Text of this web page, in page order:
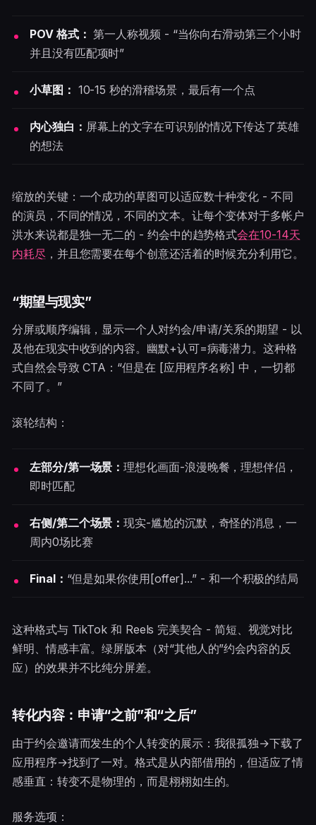
POV 格式： 第一人称视频 - “当你向右滑动第三个小时
并且没有匹配项时”
小草图： 10-15 秒的滑稽场景，最后有一个点
内心独白： 屏幕上的文字在可识别的情况下传达了英雄
的想法
缩放的关键：一个成功的草图可以适应数十种变化 - 不同
的演员，不同的情况，不同的文本。让每个变体对于多帐户
洪水来说都是独一无二的 - 约会中的趋势格式会在10-14天
内耗尽 ，并且您需要在每个创意还活着的时候充分利用它。
“期望与现实”
分屏或顺序编辑，显示一个人对约会/申请/关系的期望 - 以
及他在现实中收到的内容。幽默+认可=病毒潜力。这种格
式自然会导致 CTA：“但是在 [应用程序名称] 中，一切都
不同了。”
滚轮结构：
左部分/第一场景：理想化画面-浪漫晚餐，理想伴侣，
即时匹配
右侧/第二个场景：现实-尴尬的沉默，奇怪的消息，一
周内0场比赛
Final： “但是如果你使用[offer]...” - 和一个积极的结局
这种格式与 TikTok 和 Reels 完美契合 - 简短、视觉对比
鲜明、情感丰富。绿屏版本（对“其他人的”约会内容的反
应）的效果并不比纯分屏差。
转化内容：申请“之前”和“之后”
由于约会邀请而发生的个人转变的展示：我很孤独→下载了
应用程序→找到了一对。格式是从内部借用的，但适应了情
感垂直：转变不是物理的，而是栩栩如生的。
服务选项：